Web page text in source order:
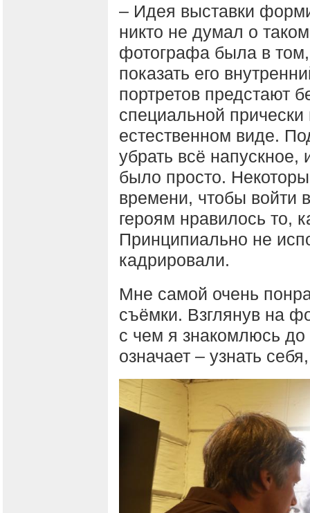
– Идея выставки
никто не думал о
фотографа была в
показать его
портретов предстают
специальной
естественном виде.
убрать всё
было просто.
времени, чтобы войти
героям нравилось то,
Принципиально не
кадрировали.
Мне самой очень
съёмки. Взглянув на
с чем я знакомлюсь до
означает – узнать